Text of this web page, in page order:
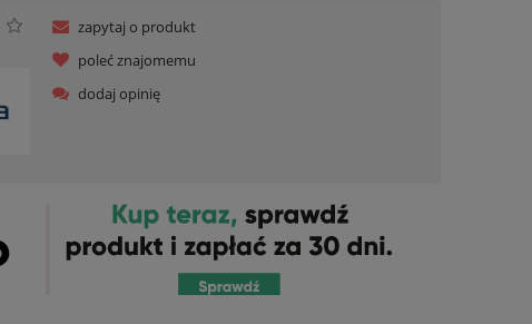
zapytaj o produkt
poleć znajomemu
dodaj opinię